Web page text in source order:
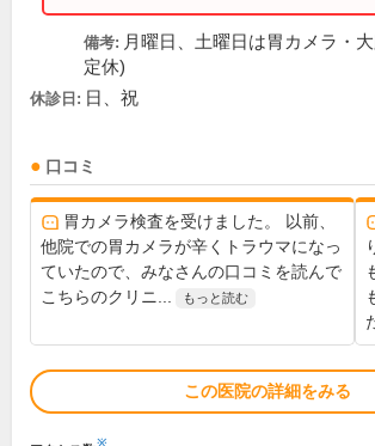
備考: 月曜日、土曜日は胃カメラ・
定休)
休診日: 日、祝
口コミ
胃カメラ検査を受けました。 以前、
他院での胃カメラが辛くトラウマになっ
ていたので、みなさんの口コミを読んで
こちらのクリニ...
もっと読む
この医院の詳細をみる